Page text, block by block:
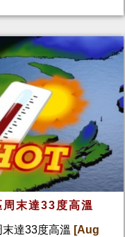
周末達33度高溫
達33度高溫 [Aug